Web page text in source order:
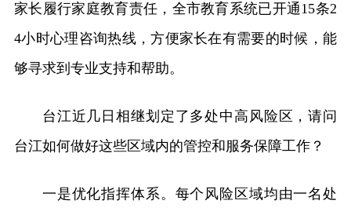
家长履行家庭教育责任，全市教育系统已开通15条2
4小时心理咨询热线，方便家长在有需要的时候，能
够寻求到专业支持和帮助。
台江近几日相继划定了多处中高风险区，请问
台江如何做好这些区域内的管控和服务保障工作？
一是优化指挥体系。每个风险区域均由一名处